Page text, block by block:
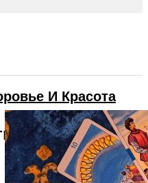
И Красота
Вины У